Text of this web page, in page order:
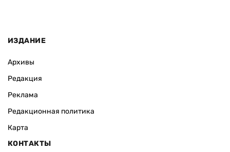
ИЗДАНИЕ
Архивы
Редакция
Реклама
Редакционная политика
Карта
КОНТАКТЫ